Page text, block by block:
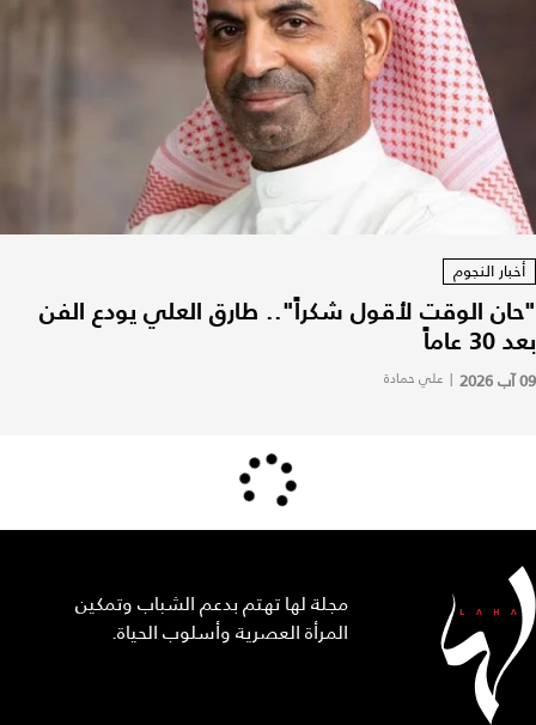
أخبار النجوم
"حان الوقت لأقول شكراً".. طارق العلي يودع الفن
بعد 30 عاماً
09 آب 2026 | علي حمادة
مجلة لها تهتم بدعم الشباب وتمكين
المرأة العصرية وأسلوب الحياة.